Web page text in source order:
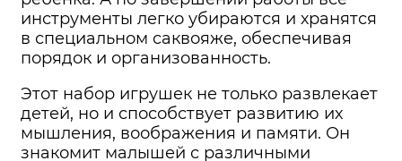
инструменты легко убираются и хранятся
в специальном саквояже, обеспечивая
порядок и организованность.
Этот набор игрушек не только развлекает
детей, но и способствует развитию их
мышления, воображения и памяти. Он
знакомит малышей с различными